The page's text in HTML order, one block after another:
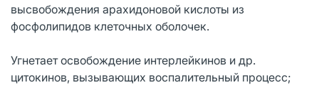
высвобождения арахидоновой кислоты из
фосфолипидов клеточных оболочек.
Угнетает освобождение интерлейкинов и др.
цитокинов, вызывающих воспалительный процесс;